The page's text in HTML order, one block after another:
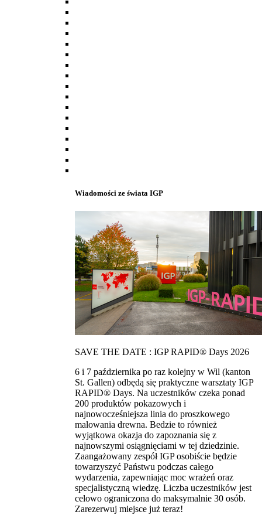
Wiadomości ze świata IGP
SAVE THE DATE : IGP RAPID® Days 2026
6 i 7 października po raz kolejny w Wil (kanton
St. Gallen) odbędą się praktyczne warsztaty IGP
RAPID® Days. Na uczestników czeka ponad
200 produktów pokazowych i
najnowocześniejsza linia do proszkowego
malowania drewna. Bedzie to również
wyjątkowa okazja do zapoznania się z
najnowszymi osiągnięciami w tej dziedzinie.
Zaangażowany zespół IGP osobiście będzie
towarzyszyć Państwu podczas całego
wydarzenia, zapewniając moc wrażeń oraz
specjalistyczną wiedzę. Liczba uczestników jest
celowo ograniczona do maksymalnie 30 osób.
Zarezerwuj miejsce już teraz!